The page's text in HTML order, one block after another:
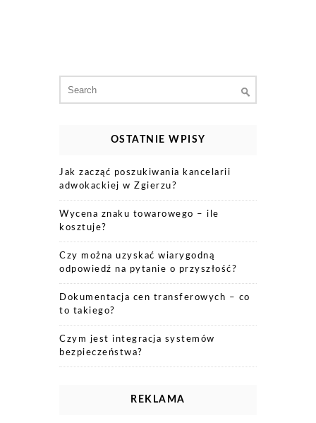
for:
OSTATNIE WPISY
Jak zacząć poszukiwania kancelarii
adwokackiej w Zgierzu?
Wycena znaku towarowego – ile
kosztuje?
Czy można uzyskać wiarygodną
odpowiedź na pytanie o przyszłość?
Dokumentacja cen transferowych – co
to takiego?
Czym jest integracja systemów
bezpieczeństwa?
REKLAMA